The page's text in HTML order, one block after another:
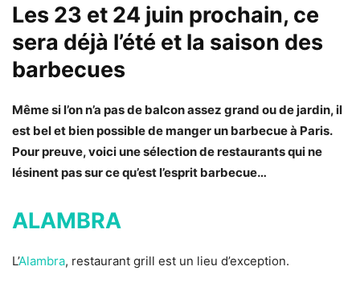
Les 23 et 24 juin prochain, ce
sera déjà l’été et la saison des
barbecues
Même si l’on n’a pas de balcon assez grand ou de jardin, il
est bel et bien possible de manger un barbecue à Paris.
Pour preuve, voici une sélection de restaurants qui ne
lésinent pas sur ce qu’est l’esprit barbecue…
ALAMBRA
L’Alambra, restaurant grill est un lieu d’exception.